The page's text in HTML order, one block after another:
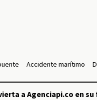
Accidente marítimo
a Agenciapi.co en